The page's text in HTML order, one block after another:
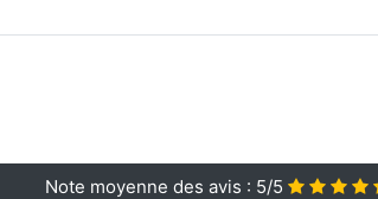
Note moyenne des avis : 5/5